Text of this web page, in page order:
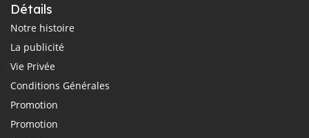
Détails
Notre histoire
La publicité
Vie Privée
Conditions Générales
Promotion
Promotion